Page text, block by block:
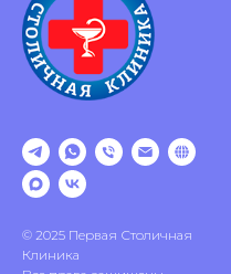
© 2025 Первая Столичная
Клиника